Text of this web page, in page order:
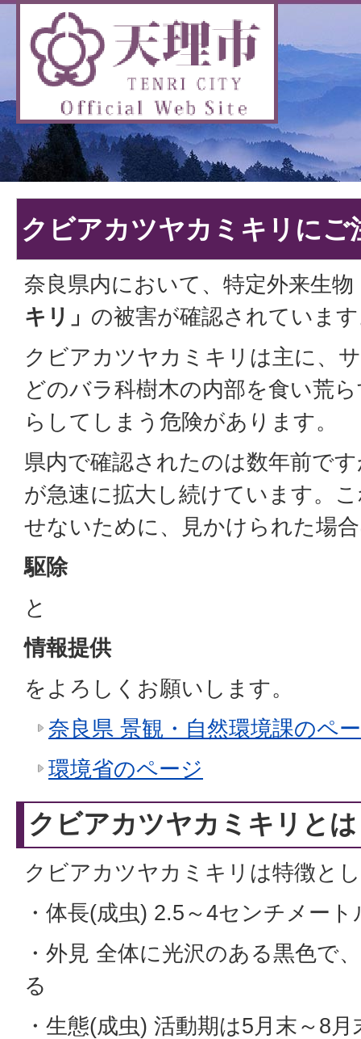
クビアカツヤカミキリにご
奈良県内において、特定外来生物
キリ」 の被害が確認されていま
クビアカツヤカミキリは主に、
どのバラ科樹木の内部を食い荒
らしてしまう危険があります。
県内で確認されたのは数年前で
が急速に拡大し続けています。
せないために、見かけられた場
駆除
と
情報提供
をよろしくお願いします。
奈良県 景観・自然環境課のペ
環境省のページ
クビアカツヤカミキリとは
クビアカツヤカミキリは特徴と
・体長(成虫) 2.5～4センチメート
・外見 全体に光沢のある黒色で
る
・生態(成虫) 活動期は5月末～8